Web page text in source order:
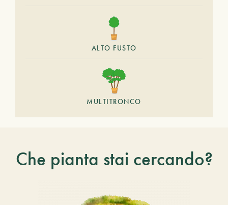
ALTO FUSTO
MULTITRONCO
Che pianta stai cercando?